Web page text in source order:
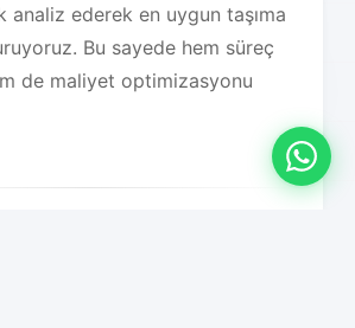
analiz ederek en uygun taşıma
Bu sayede hem süreç
de maliyet optimizasyonu